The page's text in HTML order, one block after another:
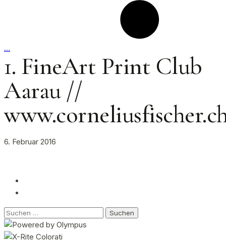
…
1. FineArt Print Club
Aarau //
6. Februar 2016
Suchen
nach: